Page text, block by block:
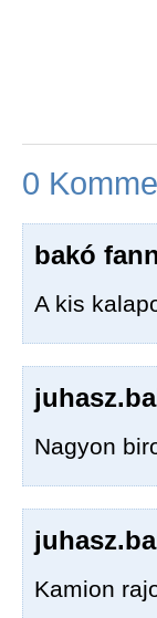
0
bakó
A kis
Nagyon
Kamion